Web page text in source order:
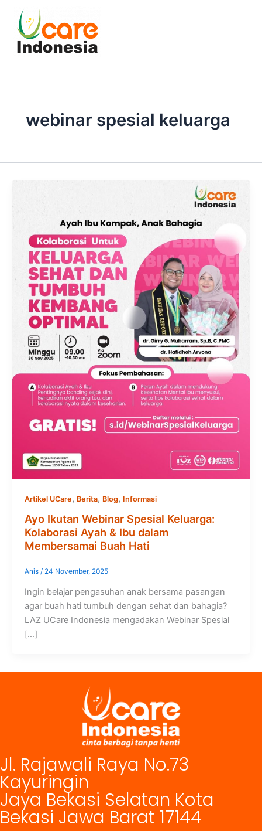
content
webinar spesial keluarga
Artikel UCare, Berita, Blog, Informasi
Ayo Ikutan Webinar Spesial Keluarga:
Kolaborasi Ayah & Ibu dalam
Membersamai Buah Hati
Anis / 24 November, 2025
Ingin belajar pengasuhan anak bersama pasangan
agar buah hati tumbuh dengan sehat dan bahagia?
LAZ UCare Indonesia mengadakan Webinar Spesial
[…]
Jl. Rajawali Raya No.73
Kayuringin
Jaya Bekasi Selatan Kota
Bekasi Jawa Barat 17144